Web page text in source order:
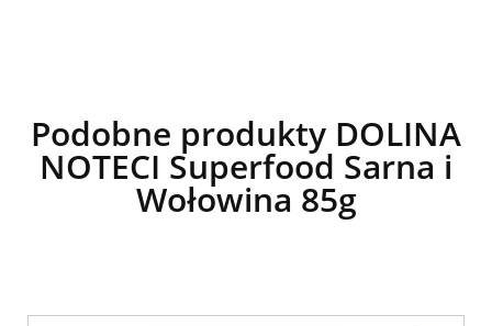
Podobne produkty DOLINA
NOTECI Superfood Sarna i
Wołowina 85g